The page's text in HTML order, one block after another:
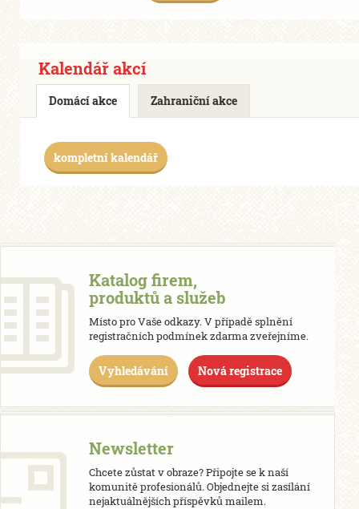
Kalendář akcí
Domácí akce Zahraniční akce
kompletní kalendář
Katalog firem,
produktů a služeb
Místo pro Vaše odkazy. V případě splnění
registračních podmínek zdarma zveřejníme.
Vyhledávání Nová registrace
Newsletter
Chcete zůstat v obraze? Připojte se k naší
komunitě profesionálů. Objednejte si zasílání
nejaktuálnějších příspěvků mailem.